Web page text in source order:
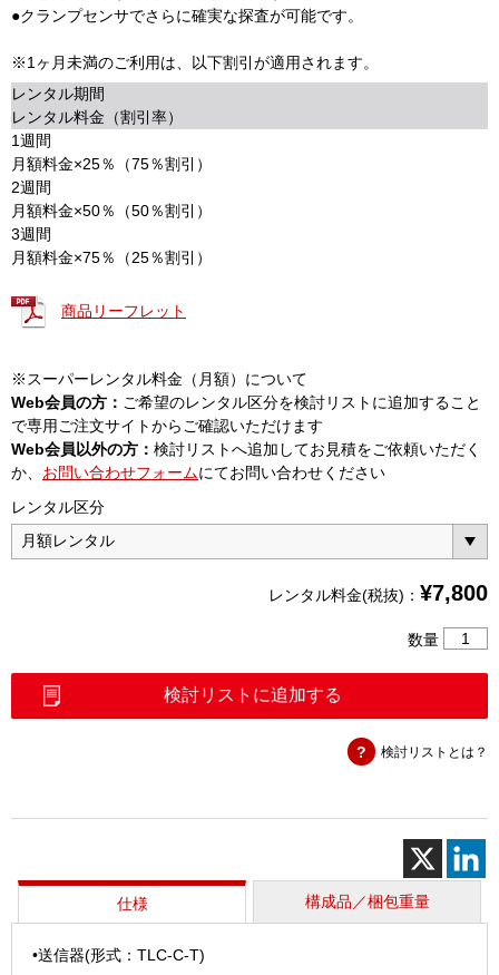
●クランプセンサでさらに確実な探査が可能です。
※1ヶ月未満のご利用は、以下割引が適用されます。
レンタル期間
レンタル料金（割引率）
1週間
月額料金×25％（75％割引）
2週間
月額料金×50％（50％割引）
3週間
月額料金×75％（25％割引）
商品リーフレット
※スーパーレンタル料金（月額）について
Web会員の方： ご希望のレンタル区分を検討リストに追加すること
で専用ご注文サイトからご確認いただけます
Web会員以外の方： 検討リストへ追加してお見積をご依頼いただく
か、 お問い合わせフォームにてお問い合わせください
レンタル区分
レンタル料金(税抜)： ¥7,800
数量
Super
ェ
個
検討リストに追加する
検討リストとは？
仕様 構成品／梱包重量
•送信器(形式：TLC-C-T)